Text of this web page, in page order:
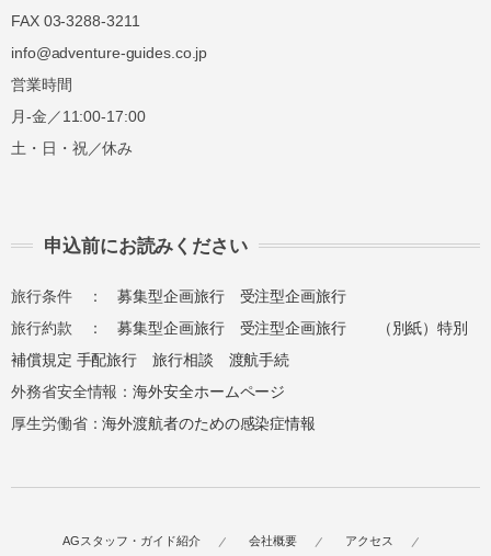
FAX 03-3288-3211
info@adventure-guides.co.jp
営業時間
月-金／11:00-17:00
土・日・祝／休み
申込前にお読みください
旅行条件 ：募集型企画旅行
受注型企画旅行
旅行約款 ：募集型企画旅行 受注型企画旅行
（別紙）特別
補償規定 手配旅行 旅行相談
渡航手続
外務省安全情報：海外安全ホームページ
厚生労働省：海外渡航者のための感染症情報
AGスタッフ・ガイド紹介 会社概要 アクセス